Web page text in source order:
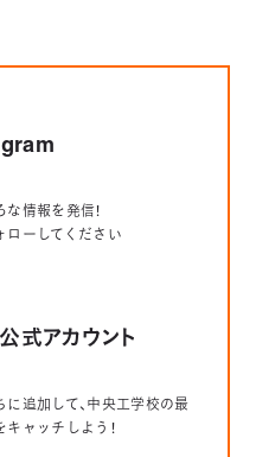
な情報を発信！
ローしてください
式アカウント
に追加して、中央工学校の最
キャッチしよう！